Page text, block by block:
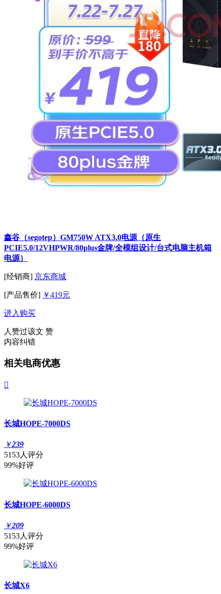
鑫谷（segotep）GM750W ATX3.0电源（原生
PCIE5.0/12VHPWR/80plus金牌/全模组设计/台式电脑主机箱
电源）
[经销商] 京东商城
[产品售价] ￥419元
进入购买
人赞过该文 赞
内容纠错
相关电商优惠

长城HOPE-7000DS
￥239
5153人评分
99%好评
长城HOPE-6000DS
￥209
5153人评分
99%好评
长城X6